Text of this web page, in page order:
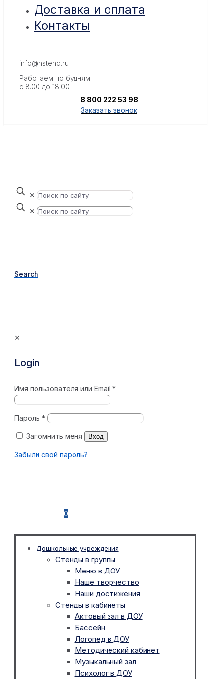
Доставка и оплата
Контакты
info@nstend.ru
Работаем по будням
с 8.00 до 18.00
8 800 222 53 98
Заказать звонок
✕
✕
Search
✕
Login
Имя пользователя или Email *
Пароль *
Запомнить меня Вход
Забыли свой пароль?
0
Дошкольные учреждения
Стенды в группы
Меню в ДОУ
Наше творчество
Наши достижения
Стенды в кабинеты
Актовый зал в ДОУ
Бассейн
Логопед в ДОУ
Методический кабинет
Музыкальный зал
Психолог в ДОУ